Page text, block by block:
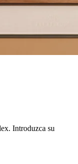
Introduzca su